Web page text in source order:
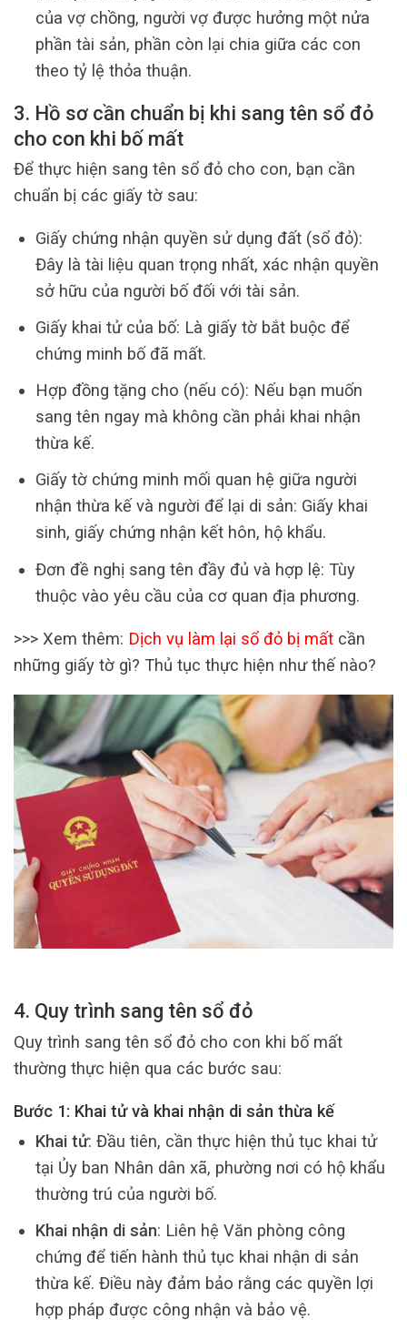
của vợ chồng, người vợ được hưởng một nửa
phần tài sản, phần còn lại chia giữa các con
theo tỷ lệ thỏa thuận.
3. Hồ sơ cần chuẩn bị khi sang tên sổ đỏ
cho con khi bố mất
Để thực hiện sang tên sổ đỏ cho con, bạn cần
chuẩn bị các giấy tờ sau:
Giấy chứng nhận quyền sử dụng đất (sổ đỏ):
Đây là tài liệu quan trọng nhất, xác nhận quyền
sở hữu của người bố đối với tài sản.
Giấy khai tử của bố: Là giấy tờ bắt buộc để
chứng minh bố đã mất.
Hợp đồng tặng cho (nếu có): Nếu bạn muốn
sang tên ngay mà không cần phải khai nhận
thừa kế.
Giấy tờ chứng minh mối quan hệ giữa người
nhận thừa kế và người để lại di sản: Giấy khai
sinh, giấy chứng nhận kết hôn, hộ khẩu.
Đơn đề nghị sang tên đầy đủ và hợp lệ: Tùy
thuộc vào yêu cầu của cơ quan địa phương.
>>> Xem thêm: Dịch vụ làm lại sổ đỏ bị mất cần
những giấy tờ gì? Thủ tục thực hiện như thế nào?
4. Quy trình sang tên sổ đỏ
Quy trình sang tên sổ đỏ cho con khi bố mất
thường thực hiện qua các bước sau:
Bước 1: Khai tử và khai nhận di sản thừa kế
Khai tử: Đầu tiên, cần thực hiện thủ tục khai tử
tại Ủy ban Nhân dân xã, phường nơi có hộ khẩu
thường trú của người bố.
Khai nhận di sản: Liên hệ Văn phòng công
chứng để tiến hành thủ tục khai nhận di sản
thừa kế. Điều này đảm bảo rằng các quyền lợi
hợp pháp được công nhận và bảo vệ.